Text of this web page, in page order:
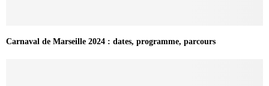
Carnaval de Marseille 2024 : dates, programme, parcours